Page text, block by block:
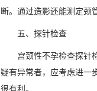
断。通过造影还能测定颈
五、探针检查
宫颈性不孕检查探针检
疑有异常者，应考虑进一
很有利。